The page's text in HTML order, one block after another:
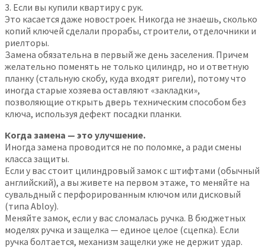
3. Если вы купили квартиру с рук.
Это касается даже новостроек. Никогда не знаешь, сколько
копий ключей сделали прорабы, строители, отделочники и
риелторы.
Замена обязательна в первый же день заселения. Причем
желательно поменять не только цилиндр, но и ответную
планку (стальную скобу, куда входят ригели), потому что
иногда старые хозяева оставляют «закладки»,
позволяющие открыть дверь техническим способом без
ключа, используя дефект посадки планки.
Когда замена — это улучшение.
Иногда замена проводится не по поломке, а ради смены
класса защиты.
Если у вас стоит цилиндровый замок с штифтами (обычный
английский), а вы живете на первом этаже, то меняйте на
сувальдный с перфорированным ключом или дисковый
(типа Abloy).
Меняйте замок, если у вас сломалась ручка. В бюджетных
моделях ручка и защелка — единое целое (сцепка). Если
ручка болтается, механизм защелки уже не держит удар.